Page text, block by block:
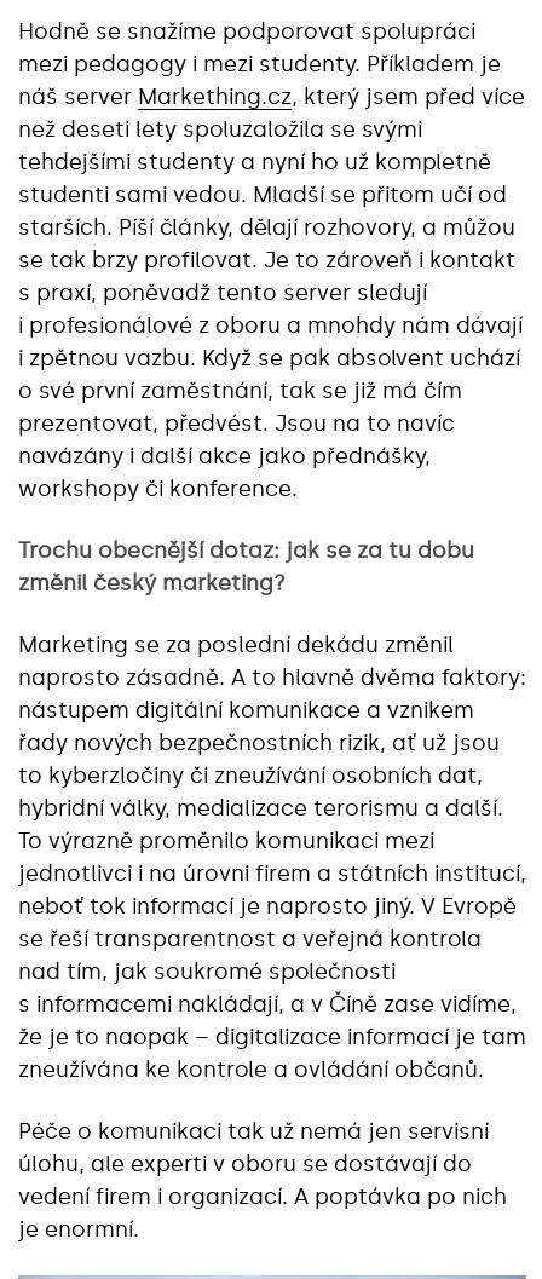
Hodně se snažíme podporovat spolupráci
mezi pedagogy i mezi studenty. Příkladem je
náš server Markething.cz, který jsem před více
než deseti lety spoluzaložila se svými
tehdejšími studenty a nyní ho už kompletně
studenti sami vedou. Mladší se přitom učí od
starších. Píší články, dělají rozhovory, a můžou
se tak brzy profilovat. Je to zároveň i kontakt
s praxí, poněvadž tento server sledují
i profesionálové z oboru a mnohdy nám dávají
i zpětnou vazbu. Když se pak absolvent uchází
o své první zaměstnání, tak se již má čím
prezentovat, předvést. Jsou na to navíc
navázány i další akce jako přednášky,
workshopy či konference.
Trochu obecnější dotaz: jak se za tu dobu
změnil český marketing?
Marketing se za poslední dekádu změnil
naprosto zásadně. A to hlavně dvěma faktory:
nástupem digitální komunikace a vznikem
řady nových bezpečnostních rizik, ať už jsou
to kyberzločiny či zneužívání osobních dat,
hybridní války, medializace terorismu a další.
To výrazně proměnilo komunikaci mezi
jednotlivci i na úrovni firem a státních institucí,
neboť tok informací je naprosto jiný. V Evropě
se řeší transparentnost a veřejná kontrola
nad tím, jak soukromé společnosti
s informacemi nakládají, a v Číně zase vidíme,
že je to naopak – digitalizace informací je tam
zneužívána ke kontrole a ovládání občanů.
Péče o komunikaci tak už nemá jen servisní
úlohu, ale experti v oboru se dostávají do
vedení firem i organizací. A poptávka po nich
je enormní.